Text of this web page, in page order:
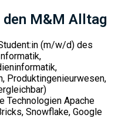
den M&M Alltag
(m/w/d) des
Produktingenieurwesen,
Technologien Apache
Snowflake, Google